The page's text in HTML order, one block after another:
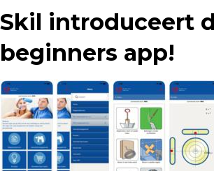
Skil introduceert
beginners app!